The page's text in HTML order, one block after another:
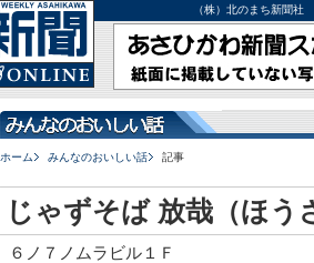
（株）北のまち新聞
ホーム みんなのおいしい話 記事
じゃずそば 放哉（ほう
６ノ７ノムラビル１Ｆ